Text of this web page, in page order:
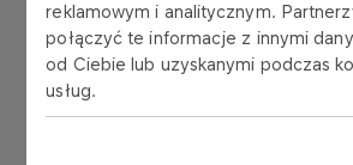
reklamowym i analitycznym.
połączyć te informacje z innymi
od Ciebie lub uzyskanymi podczas
usług.
Copyright © 1996-2025
All rights reserved